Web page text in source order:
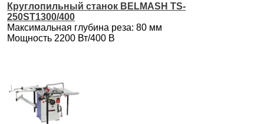
Круглопильный станок BELMASH TS-
250ST1300/400
Максимальная глубина реза: 80 мм
Мощность 2200 Вт/400 В